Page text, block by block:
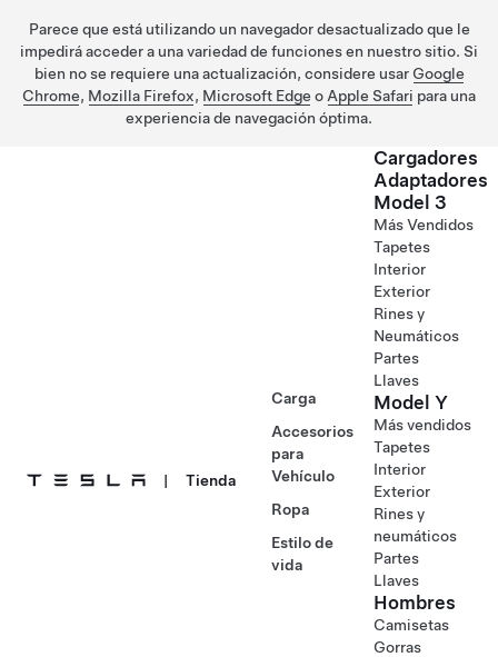
Parece que está utilizando un navegador desactualizado que le
impedirá acceder a una variedad de funciones en nuestro sitio. Si
bien no se requiere una actualización, considere usar Google
Chrome, Mozilla Firefox, Microsoft Edge o Apple Safari para una
experiencia de navegación óptima.
| Tienda
Carga
Accesorios
para
Vehículo
Ropa
Estilo de
vida
Cargadores
Adaptadores
Model 3
Más Vendidos
Tapetes
Interior
Exterior
Rines y
Neumáticos
Partes
Llaves
Model Y
Más vendidos
Tapetes
Interior
Exterior
Rines y
neumáticos
Partes
Llaves
Hombres
Camisetas
Gorras